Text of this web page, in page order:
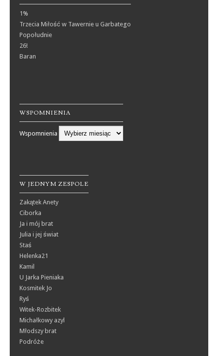
1%
Trzecia Miłość w Tawernie u Garbatego
Popołudnie
26!
Baran
WSPOMNIENIA
Wspomnienia
W JEDNYM ZESPOLE
Zakątek Anety
Ciborka
Ja i mój brat
Julia i jej świat
Staś
Helenka21
Kamil
U Jarka Pieniaka
Kosmitek Jo
Ryś
Witek-Rozbitek
Michałkowy azyl
Młodszy brat
Podróże